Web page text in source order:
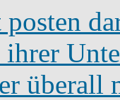
posten
überall